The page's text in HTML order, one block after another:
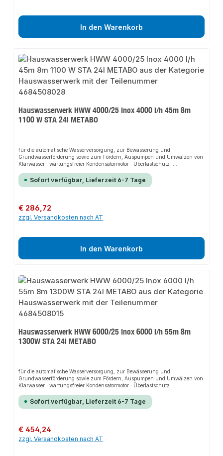
In den Warenkorb
Hauswasserwerk HWW 4000/25 Inox 4000 l/h 45m 8m
1100 W STA 24l METABO
für die automatische Wasserversorgung, zur Bewässerung und
Grundwasserförderung sowie zum Fördern, Auspumpen und Umwälzen von
Klarwasser · wartungsfreier Kondensatormotor · Überlastschutz ·
Inbetriebnahme · werkzeuglose Wasserablassschraube · Druckschalter für
automatische Aktivierung bei größerem WasserbedarfWeitere technische
Sofort verfügbar, Lieferzeit 6-7 Tage
Regulärer Preis:
€ 286,72
zzgl. Versandkosten nach AT
In den Warenkorb
Hauswasserwerk HWW 6000/25 Inox 6000 l/h 55m 8m
1300W STA 24l METABO
für die automatische Wasserversorgung, zur Bewässerung und
Grundwasserförderung sowie zum Fördern, Auspumpen und Umwälzen von
Klarwasser · wartungsfreier Kondensatormotor · Überlastschutz ·
Inbetriebnahme · werkzeuglose Wasser-Ablassschraube · Trockenlaufschutz
· elektronischer Druckschalter für automatische Aktivierung bei größerem
Pumpengehäuse: Edelstahl· Gewicht: 18,9kg· prüfpflichtig: ja
Sofort verfügbar, Lieferzeit 6-7 Tage
Regulärer Preis:
€ 454,24
zzgl. Versandkosten nach AT